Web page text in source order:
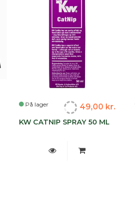
På lager 49,00 kr.
KW CATNIP SPRAY 50 ML